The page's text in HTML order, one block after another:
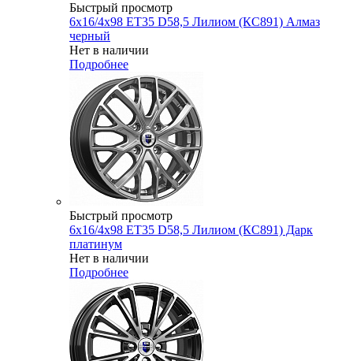
Быстрый просмотр
6x16/4x98 ET35 D58,5 Лилиом (КС891) Алмаз
черный
Нет в наличии
Подробнее
Быстрый просмотр
6x16/4x98 ET35 D58,5 Лилиом (КС891) Дарк
платинум
Нет в наличии
Подробнее